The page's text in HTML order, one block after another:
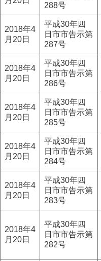
288号
2018年4
月20日
平成30年四
日市市告示第
287号
2018年4
月20日
平成30年四
日市市告示第
286号
2018年4
月20日
平成30年四
日市市告示第
285号
2018年4
月20日
平成30年四
日市市告示第
284号
2018年4
月20日
平成30年四
日市市告示第
283号
2018年4
月20日
平成30年四
日市市告示第
282号